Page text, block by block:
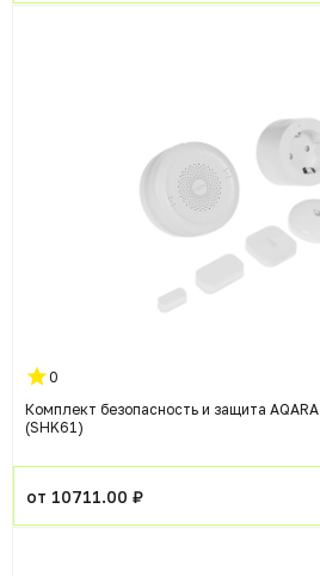
0
Комплект безопасность и защита AQARA
(SHK61)
от 10711.00 ₽